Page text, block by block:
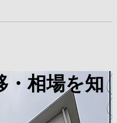
・相場を知